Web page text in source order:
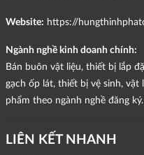
Website: https://
Ngành nghề kinh doanh chính:
Bán buôn vật liệu, thiết bị lắp
gạch ốp lát, thiết bị vệ sinh, vật
phẩm theo ngành nghề đăng ký.
LIÊN KẾT NHANH